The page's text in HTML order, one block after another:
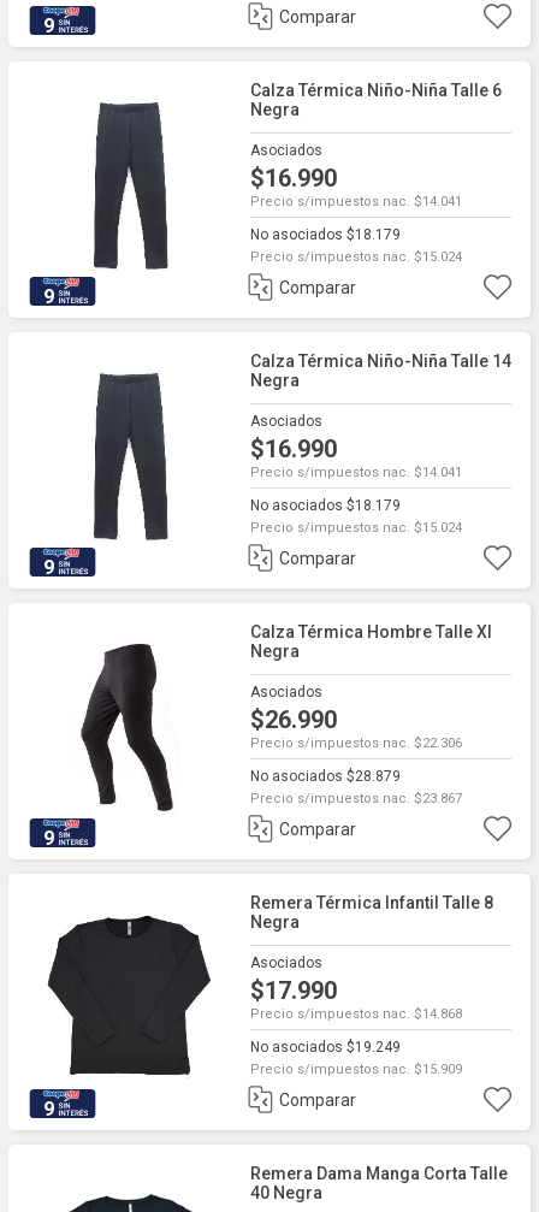
9 Comparar
9
Calza Térmica Niño-Niña Talle 6
Negra
Asociados
$16.990
Precio s/impuestos nac. $14.041
No asociados $18.179
Precio s/impuestos nac. $15.024
Comparar
9
Calza Térmica Niño-Niña Talle 14
Negra
Asociados
$16.990
Precio s/impuestos nac. $14.041
No asociados $18.179
Precio s/impuestos nac. $15.024
Comparar
9
Calza Térmica Hombre Talle Xl
Negra
Asociados
$26.990
Precio s/impuestos nac. $22.306
No asociados $28.879
Precio s/impuestos nac. $23.867
Comparar
9
Remera Térmica Infantil Talle 8
Negra
Asociados
$17.990
Precio s/impuestos nac. $14.868
No asociados $19.249
Precio s/impuestos nac. $15.909
Comparar
Remera Dama Manga Corta Talle
40 Negra